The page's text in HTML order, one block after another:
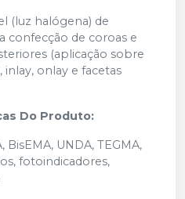
(luz halógena) de
confecção de coroas e
(aplicação sobre
onlay e facetas
Do Produto:
BisEMA, UNDA, TEGMA,
fotoindicadores,